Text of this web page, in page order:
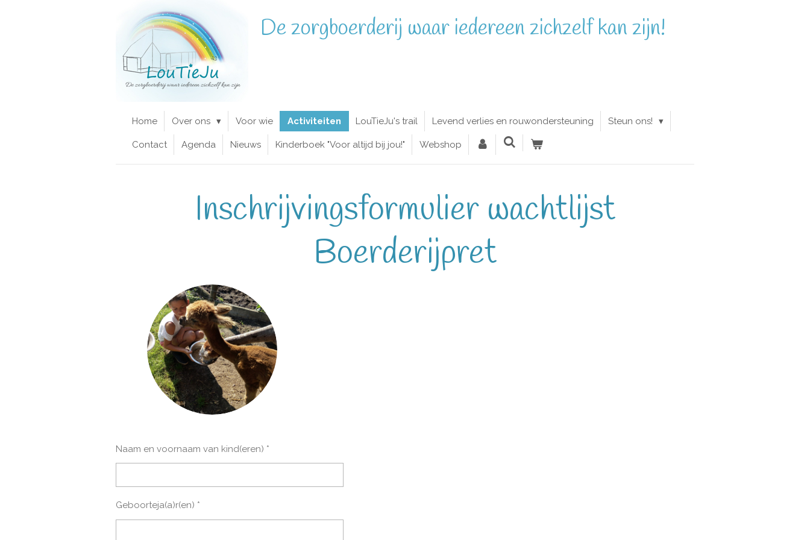
De zorgboerderij waar iedereen zichzelf kan zijn!
Home Over ons Voor wie Activiteiten LouTieJu's trail Levend verlies en rouwondersteuning Steun ons!
Contact Agenda Nieuws Kinderboek "Voor altijd bij jou!" Webshop
Inschrijvingsformulier wachtlijst
Boerderijpret
Naam en voornaam van kind(eren) *
Geboorteja(a)r(en) *